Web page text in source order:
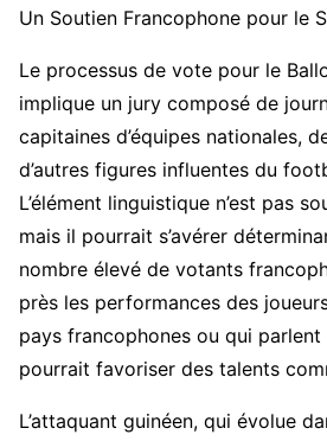
Un Soutien Francophone pour le
Le processus de vote pour le
implique un jury composé de
capitaines d’équipes nationales,
d’autres figures influentes du
L’élément linguistique n’est pas
mais il pourrait s’avérer
nombre élevé de votants
près les performances des
pays francophones ou qui parlent
pourrait favoriser des talents
L’attaquant guinéen, qui évolue